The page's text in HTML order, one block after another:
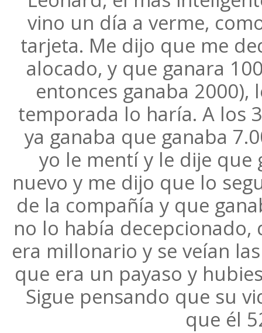
vino un día a verme,
tarjeta. Me dijo que me
alocado, y que ganara
entonces ganaba
temporada lo haría. A los
ya ganaba que ganaba
yo le mentí y le dije que
nuevo y me dijo que lo
de la compañía y que
no lo había decepcionado,
era millonario y se veían
que era un payaso y
Sigue pensando que su
que él